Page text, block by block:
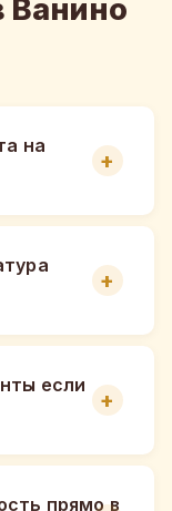
Ванино
на
если
прямо в